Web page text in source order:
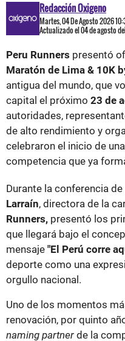
Redacción Oxigeno
Martes, 04 De Agosto 2026
Actualizado el 04 de agosto
Peru Runners presentó
Maratón de Lima & 10K
antigua del mundo, que
capital el próximo 23 de
autoridades,
de alto rendimiento y
celebraron el inicio de
competencia que ya
Durante la conferencia de
Larraín, directora de la
Runners, presentó los
que llegará bajo el
mensaje "El Perú corre
deporte como una
orgullo nacional.
Uno de los momentos
renovación, por quinto
naming partner de la